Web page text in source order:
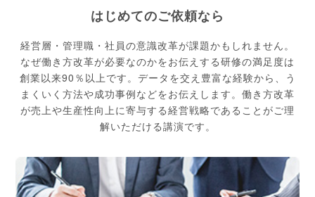
はじめてのご依頼なら
経営層・管理職・社員の意識改革が課題かもしれません。
なぜ働き方改革が必要なのかをお伝えする研修の満足度は
創業以来90％以上です。データを交え豊富な経験から、う
まくいく方法や成功事例などをお伝えします。働き方改革
が売上や生産性向上に寄与する経営戦略であることがご理
解いただける講演です。